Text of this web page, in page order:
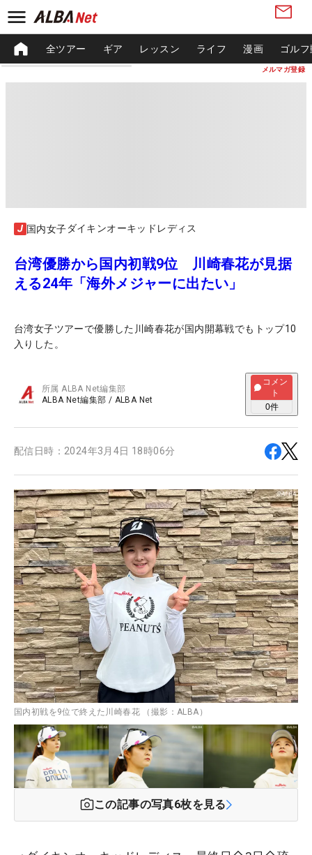
メルマガ登録
全ツアー ギア レッスン ライフ 漫画 ゴル
国内女子ダイキンオーキッドレディス
台湾優勝から国内初戦9位 川崎春花が見据
える24年「海外メジャーに出たい」
台湾女子ツアーで優勝した川崎春花が国内開幕戦でもトップ10
入りした。
所属ALBA Net編集部
ALBA Net編集部 / ALBA Net
コメン
ト
0件
配信日時： 2024年3月4日 18時06分
国内初戦を9位で終えた川崎春花 （撮影：ALBA）
この記事の写真6枚を見る